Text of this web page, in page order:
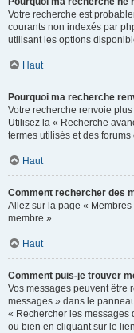
Votre recherche est
courants non indexés par
utilisant les options
Haut
Pourquoi ma recherche
Votre recherche renvoie
Utilisez la « Recherche
termes utilisés et des
Haut
Comment rechercher des
Allez sur la page «
membre ».
Haut
Comment puis-je trouver
Vos messages peuvent être
messages » dans le
« Rechercher les messages
ou bien en cliquant sur le